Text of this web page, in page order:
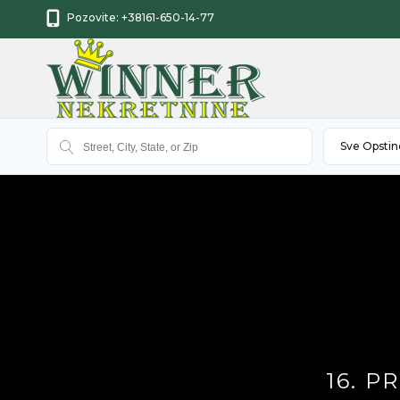
Pozovite: +38161-650-14-77
Sve
16.